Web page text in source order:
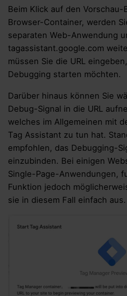
Beim Klick auf den Vorschau-
Browser-Container, werden
separaten Web-Anwendung
tagassistant.google.com
müssen Sie die URL
Debugging starten möchten.
Darüber hinaus können Sie
Debug-Signal in die URL
welches im Allgemeinen mit
Tag Assistant zu tun hat.
empfohlen, das Debugging-
einzubinden. Bei einigen
Single-Page-Anwendungen,
Funktion jedoch
sie in diesem Fall einfach aus.